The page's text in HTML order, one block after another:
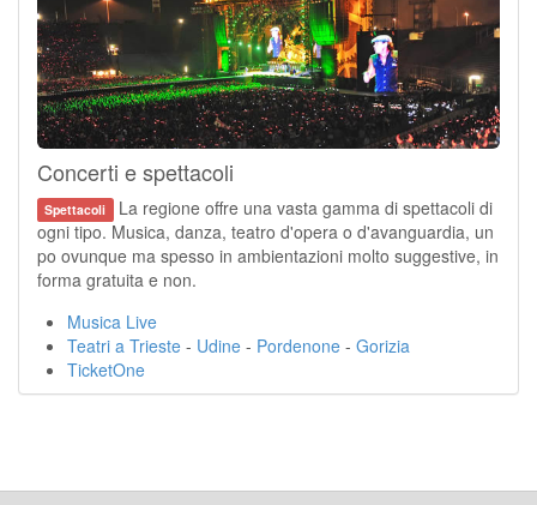
Concerti e spettacoli
Spettacoli La regione offre una vasta gamma di spettacoli di
ogni tipo. Musica, danza, teatro d'opera o d'avanguardia, un
po ovunque ma spesso in ambientazioni molto suggestive, in
forma gratuita e non.
Musica Live
Teatri a Trieste - Udine - Pordenone - Gorizia
TicketOne